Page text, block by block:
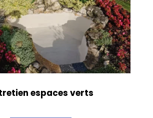
espaces verts